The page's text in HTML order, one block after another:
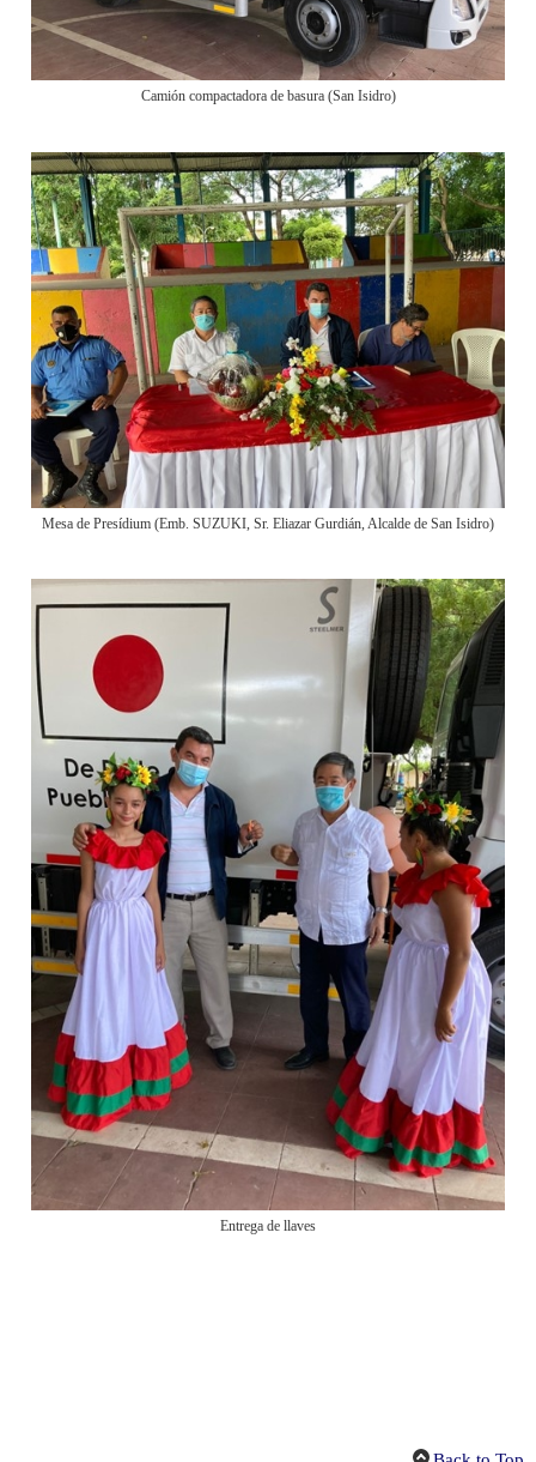
Camión compactadora de basura (San Isidro)
Mesa de Presídium (Emb. SUZUKI, Sr. Eliazar Gurdián, Alcalde de San Isidro)
Entrega de llaves